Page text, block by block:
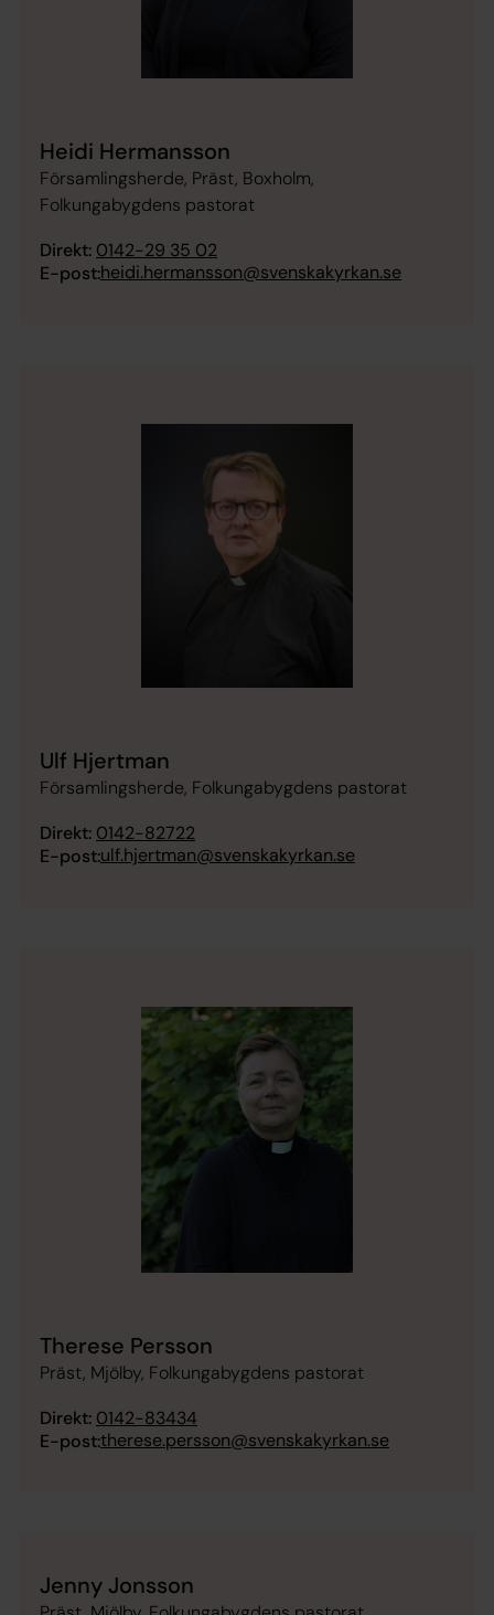
Heidi Hermansson
Församlingsherde, Präst, Boxholm,
Folkungabygdens pastorat
Direkt: 0142-29 35 02
E-post:heidi.hermansson@svenskakyrkan.se
Ulf Hjertman
Församlingsherde, Folkungabygdens pastorat
Direkt: 0142-82722
E-post:ulf.hjertman@svenskakyrkan.se
Therese Persson
Präst, Mjölby, Folkungabygdens pastorat
Direkt: 0142-83434
E-post:therese.persson@svenskakyrkan.se
Jenny Jonsson